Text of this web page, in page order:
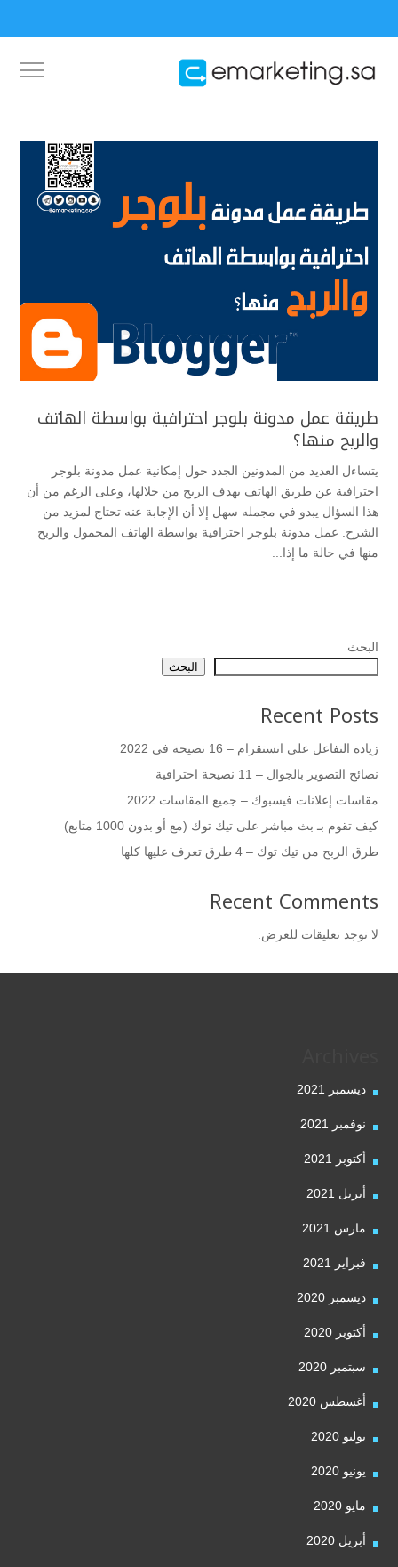
طريقة عمل مدونة بلوجر احترافية بواسطة الهاتف
والربح منها؟
يتساءل العديد من المدونين الجدد حول إمكانية عمل مدونة بلوجر
احترافية عن طريق الهاتف بهدف الربح من خلالها، وعلى الرغم من أن
هذا السؤال يبدو في مجمله سهل إلا أن الإجابة عنه تحتاج لمزيد من
الشرح. عمل مدونة بلوجر احترافية بواسطة الهاتف المحمول والربح
منها في حالة ما إذا...
البحث
البحث
Recent Posts
زيادة التفاعل على انستقرام – 16 نصيحة في 2022
نصائح التصوير بالجوال – 11 نصيحة احترافية
مقاسات إعلانات فيسبوك – جميع المقاسات 2022
كيف تقوم بـ بث مباشر على تيك توك (مع أو بدون 1000 متابع)
طرق الربح من تيك توك – 4 طرق تعرف عليها كلها
Recent Comments
لا توجد تعليقات للعرض.
ديسمبر 2021
نوفمبر 2021
أكتوبر 2021
أبريل 2021
مارس 2021
فبراير 2021
ديسمبر 2020
أكتوبر 2020
سبتمبر 2020
أغسطس 2020
يوليو 2020
يونيو 2020
مايو 2020
أبريل 2020